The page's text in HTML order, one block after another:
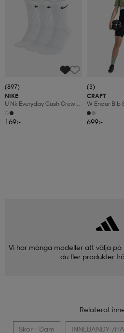
(897)
NIKE
U Nk Everyday Cush Crew
3pr
169:-
(3)
CRAFT
W Endur Bib
699:-
Vi har många modeller att välja
du fler produkter
Relaterat
Skor - Dam INNEBANDY-/